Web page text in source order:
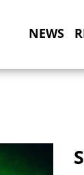
NEWS